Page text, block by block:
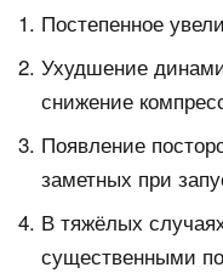
Постепенное
Ухудшение
снижение
Появление
заметных при
В тяжёлых
существенными